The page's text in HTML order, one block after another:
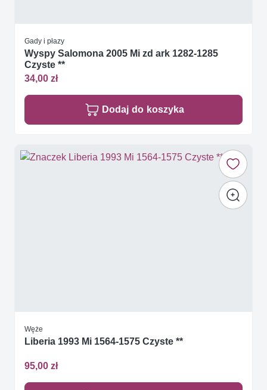
Gady i płazy
Wyspy Salomona 2005 Mi zd ark 1282-1285
Czyste **
34,00 zł
Dodaj do koszyka
Węże
Liberia 1993 Mi 1564-1575 Czyste **
95,00 zł